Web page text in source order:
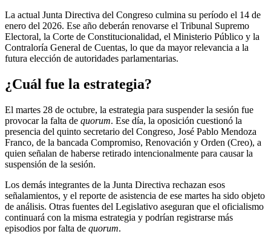
La actual Junta Directiva del Congreso culmina su período el 14 de
enero del 2026. Ese año deberán renovarse el Tribunal Supremo
Electoral, la Corte de Constitucionalidad, el Ministerio Público y la
Contraloría General de Cuentas, lo que da mayor relevancia a la
futura elección de autoridades parlamentarias.
¿Cuál fue la estrategia?
El martes 28 de octubre, la estrategia para suspender la sesión fue
provocar la falta de quorum. Ese día, la oposición cuestionó la
presencia del quinto secretario del Congreso, José Pablo Mendoza
Franco, de la bancada Compromiso, Renovación y Orden (Creo), a
quien señalan de haberse retirado intencionalmente para causar la
suspensión de la sesión.
Los demás integrantes de la Junta Directiva rechazan esos
señalamientos, y el reporte de asistencia de ese martes ha sido objeto
de análisis. Otras fuentes del Legislativo aseguran que el oficialismo
continuará con la misma estrategia y podrían registrarse más
episodios por falta de quorum.